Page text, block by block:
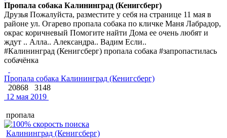
Пропала собака Калининград (Кенигсберг)
Друзья Пожалуйста, разместите у себя на странице 11 мая в
районе ул. Огарево пропала собака по кличке Маня Лабрадор,
окрас коричневый Помогите найти Дома ее очень любят и
ждут .. Алла.. Александра.. Вадим Если..
#Калининград (Кенигсберг) пропала собака #запропастилась
собачёнка
Пропала собака Калининград (Кенигсберг)
20868
3148
12 мая 2019
пропала
Калининград (Кенигсберг)